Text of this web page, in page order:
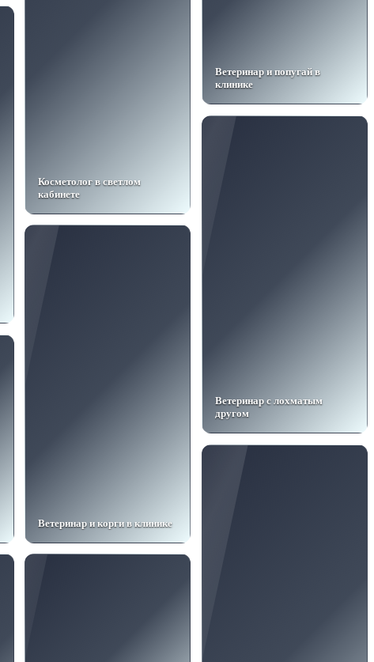
Косметолог в светлом
кабинете
Ветеринар и попугай в
клинике
Ветеринар с лохматым
другом
Ветеринар и корги в клинике